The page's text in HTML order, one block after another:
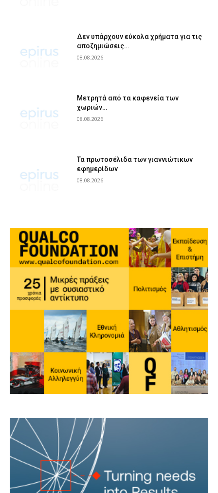
Δεν υπάρχουν εύκολα χρήματα για τις
αποζημιώσεις…
08.08.2026
Μετρητά από τα καφενεία των
χωριών…
08.08.2026
Τα πρωτοσέλιδα των γιαννιώτικων
εφημερίδων
08.08.2026